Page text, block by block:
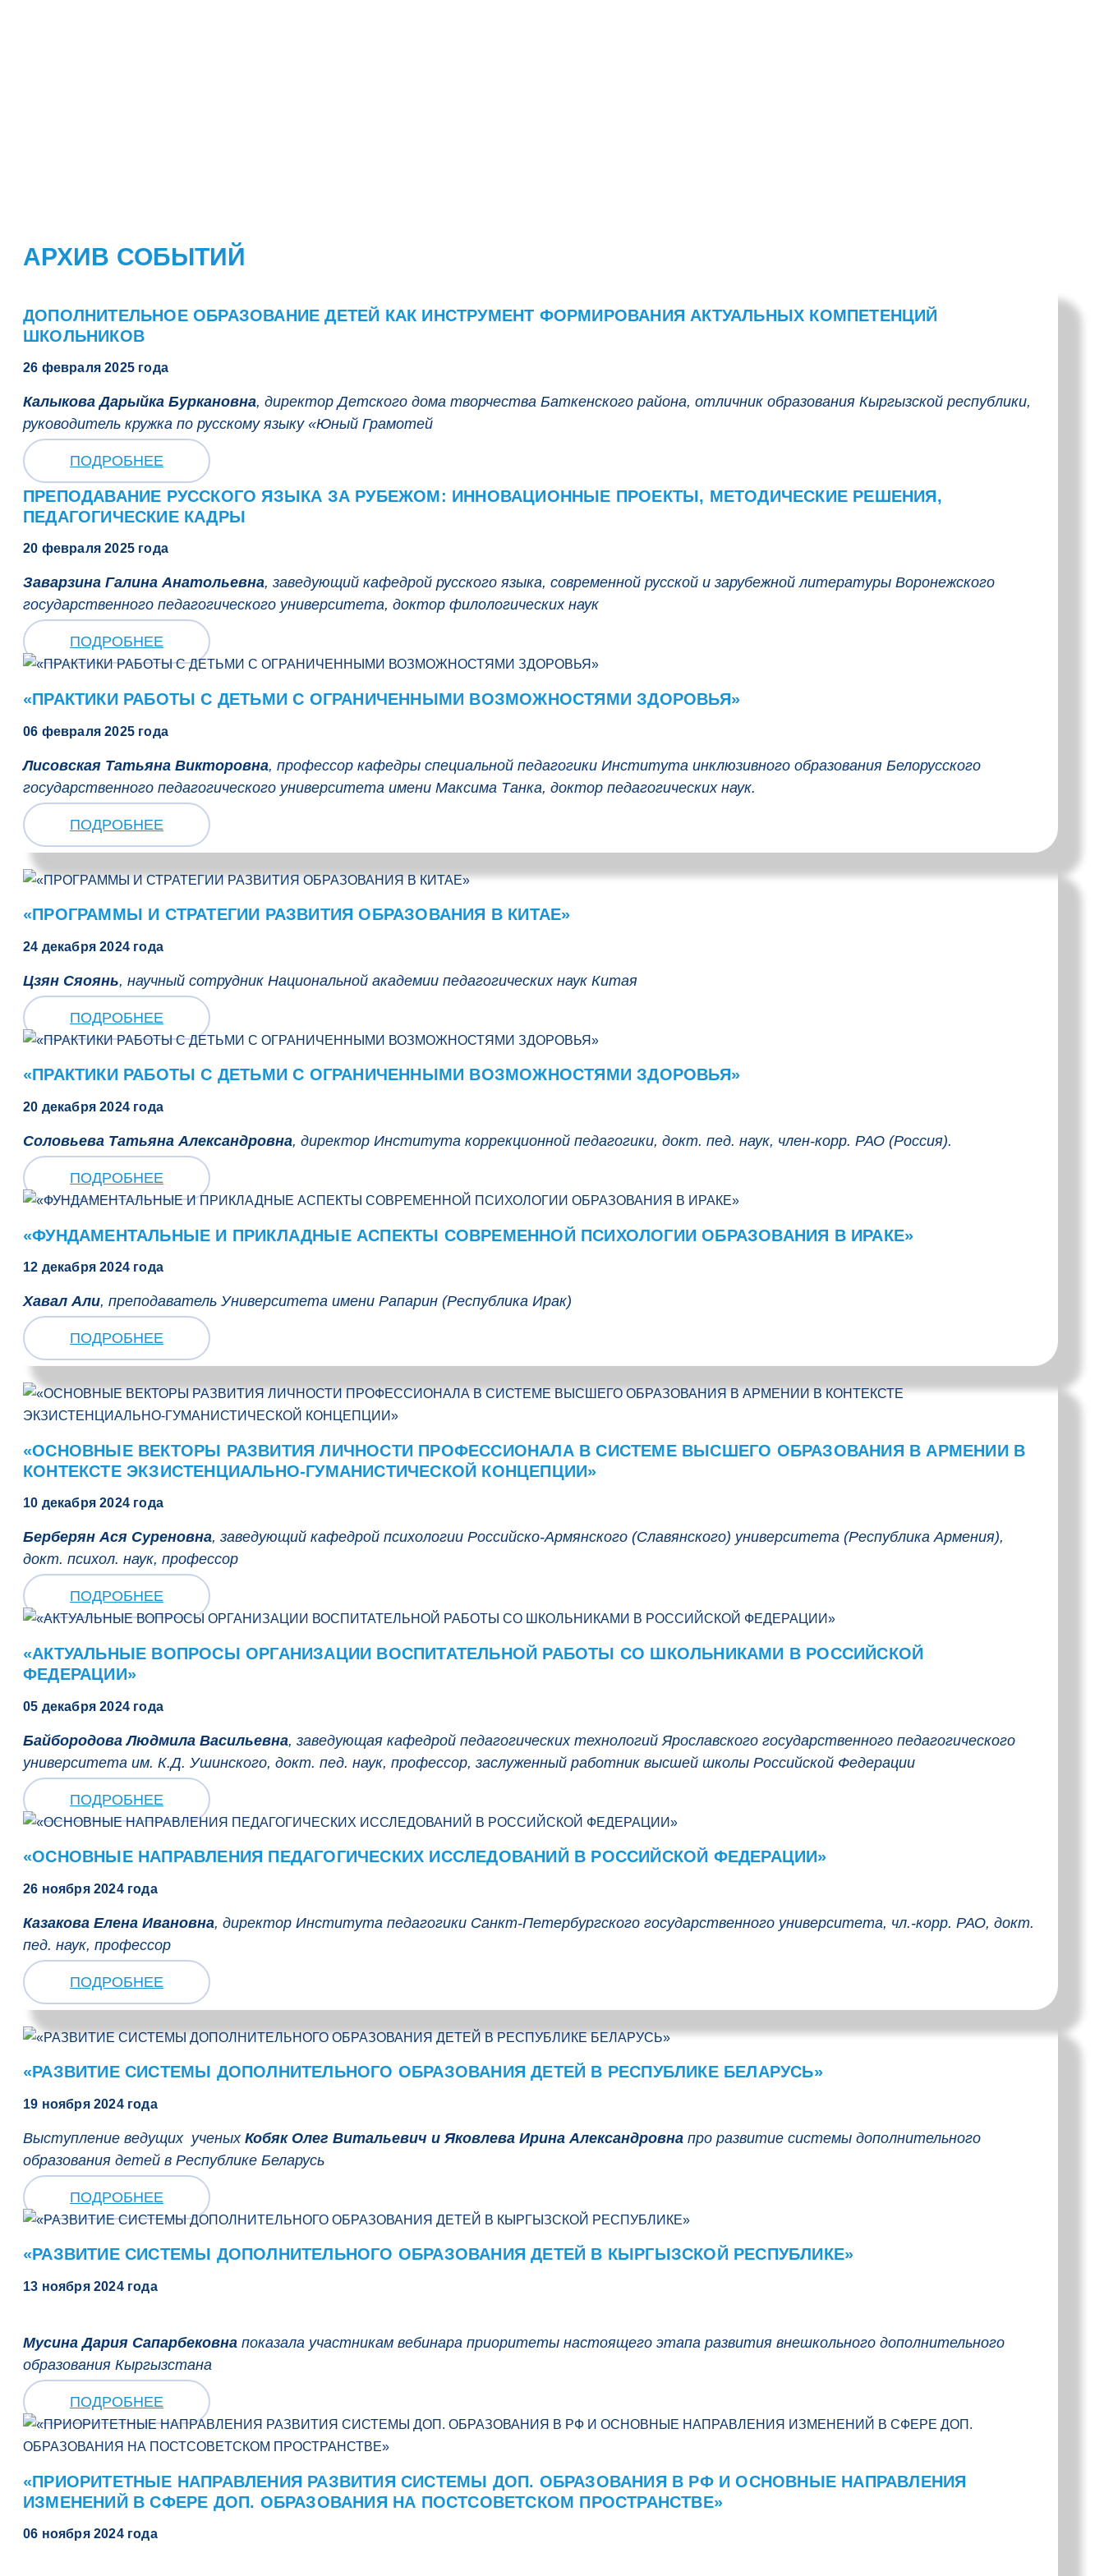
АРХИВ СОБЫТИЙ
ДОПОЛНИТЕЛЬНОЕ ОБРАЗОВАНИЕ ДЕТЕЙ КАК ИНСТРУМЕНТ ФОРМИРОВАНИЯ АКТУАЛЬНЫХ КОМПЕТЕНЦИЙ
ШКОЛЬНИКОВ
26 февраля 2025 года
Калыкова Дарыйка Буркановна, директор Детского дома творчества Баткенского района, отличник образования Кыргызской республики,
руководитель кружка по русскому языку «Юный Грамотей
ПОДРОБНЕЕ
ПРЕПОДАВАНИЕ РУССКОГО ЯЗЫКА ЗА РУБЕЖОМ: ИННОВАЦИОННЫЕ ПРОЕКТЫ, МЕТОДИЧЕСКИЕ РЕШЕНИЯ,
ПЕДАГОГИЧЕСКИЕ КАДРЫ
20 февраля 2025 года
Заварзина Галина Анатольевна, заведующий кафедрой русского языка, современной русской и зарубежной литературы Воронежского
государственного педагогического университета, доктор филологических наук
ПОДРОБНЕЕ
«ПРАКТИКИ РАБОТЫ С ДЕТЬМИ С ОГРАНИЧЕННЫМИ ВОЗМОЖНОСТЯМИ ЗДОРОВЬЯ»
06 февраля 2025 года
Лисовская Татьяна Викторовна, профессор кафедры специальной педагогики Института инклюзивного образования Белорусского
государственного педагогического университета имени Максима Танка, доктор педагогических наук.
ПОДРОБНЕЕ
«ПРОГРАММЫ И СТРАТЕГИИ РАЗВИТИЯ ОБРАЗОВАНИЯ В КИТАЕ»
24 декабря 2024 года
Цзян Сяоянь, научный сотрудник Национальной академии педагогических наук Китая
ПОДРОБНЕЕ
«ПРАКТИКИ РАБОТЫ С ДЕТЬМИ С ОГРАНИЧЕННЫМИ ВОЗМОЖНОСТЯМИ ЗДОРОВЬЯ»
20 декабря 2024 года
Соловьева Татьяна Александровна, директор Института коррекционной педагогики, докт. пед. наук, член-корр. РАО (Россия).
ПОДРОБНЕЕ
«ФУНДАМЕНТАЛЬНЫЕ И ПРИКЛАДНЫЕ АСПЕКТЫ СОВРЕМЕННОЙ ПСИХОЛОГИИ ОБРАЗОВАНИЯ В ИРАКЕ»
12 декабря 2024 года
Хавал Али, преподаватель Университета имени Рапарин (Республика Ирак)
ПОДРОБНЕЕ
«ОСНОВНЫЕ ВЕКТОРЫ РАЗВИТИЯ ЛИЧНОСТИ ПРОФЕССИОНАЛА В СИСТЕМЕ ВЫСШЕГО ОБРАЗОВАНИЯ В АРМЕНИИ В
КОНТЕКСТЕ ЭКЗИСТЕНЦИАЛЬНО-ГУМАНИСТИЧЕСКОЙ КОНЦЕПЦИИ»
10 декабря 2024 года
Берберян Ася Суреновна, заведующий кафедрой психологии Российско-Армянского (Славянского) университета (Республика Армения),
докт. психол. наук, профессор
ПОДРОБНЕЕ
«АКТУАЛЬНЫЕ ВОПРОСЫ ОРГАНИЗАЦИИ ВОСПИТАТЕЛЬНОЙ РАБОТЫ СО ШКОЛЬНИКАМИ В РОССИЙСКОЙ
ФЕДЕРАЦИИ»
05 декабря 2024 года
Байбородова Людмила Васильевна, заведующая кафедрой педагогических технологий Ярославского государственного педагогического
университета им. К.Д. Ушинского, докт. пед. наук, профессор, заслуженный работник высшей школы Российской Федерации
ПОДРОБНЕЕ
«ОСНОВНЫЕ НАПРАВЛЕНИЯ ПЕДАГОГИЧЕСКИХ ИССЛЕДОВАНИЙ В РОССИЙСКОЙ ФЕДЕРАЦИИ»
26 ноября 2024 года
Казакова Елена Ивановна, директор Института педагогики Санкт-Петербургского государственного университета, чл.-корр. РАО, докт.
пед. наук, профессор
ПОДРОБНЕЕ
«РАЗВИТИЕ СИСТЕМЫ ДОПОЛНИТЕЛЬНОГО ОБРАЗОВАНИЯ ДЕТЕЙ В РЕСПУБЛИКЕ БЕЛАРУСЬ»
19 ноября 2024 года
Выступление ведущих ученыхКобяк Олег Витальевич и Яковлева Ирина Александровна про развитие системы дополнительного
образования детей в Республике Беларусь
ПОДРОБНЕЕ
«РАЗВИТИЕ СИСТЕМЫ ДОПОЛНИТЕЛЬНОГО ОБРАЗОВАНИЯ ДЕТЕЙ В КЫРГЫЗСКОЙ РЕСПУБЛИКЕ»
13 ноября 2024 года
Мусина Дария Сапарбековна показала участникам вебинара приоритеты настоящего этапа развития внешкольного дополнительного
образования Кыргызстана
ПОДРОБНЕЕ
«ПРИОРИТЕТНЫЕ НАПРАВЛЕНИЯ РАЗВИТИЯ СИСТЕМЫ ДОП. ОБРАЗОВАНИЯ В РФ И ОСНОВНЫЕ НАПРАВЛЕНИЯ
ИЗМЕНЕНИЙ В СФЕРЕ ДОП. ОБРАЗОВАНИЯ НА ПОСТСОВЕТСКОМ ПРОСТРАНСТВЕ»
06 ноября 2024 года